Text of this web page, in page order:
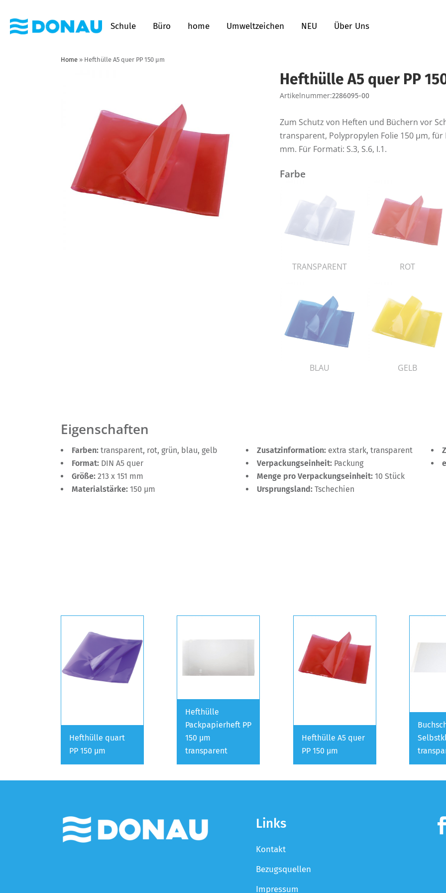
Schule Büro home Umweltzeichen NEU Über Uns
Home » Hefthülle A5 quer PP 150 µm
Hefthülle A5 quer PP
Artikelnummer:2286095-00
Zum Schutz von Heften und Büchern vor
transparent, Polypropylen Folie 150 µm, für
mm. Für Formati: S.3, S.6, I.1.
Farbe
TRANSPARENT ROT
BLAU GELB
Eigenschaften
Farben: transparent, rot, grün, blau, gelb
Format: DIN A5 quer
Größe: 213 x 151 mm
Materialstärke: 150 µm
Zusatzinformation: extra stark, transparent
Verpackungseinheit: Packung
Menge pro Verpackungseinheit: 10 Stück
Ursprungsland: Tschechien
Hefthülle quart
PP 150 µm
Hefthülle
Packpapierheft PP
150 µm
transparent
Hefthülle A5 quer
PP 150 µm
Links
Kontakt
Bezugsquellen
Impressum